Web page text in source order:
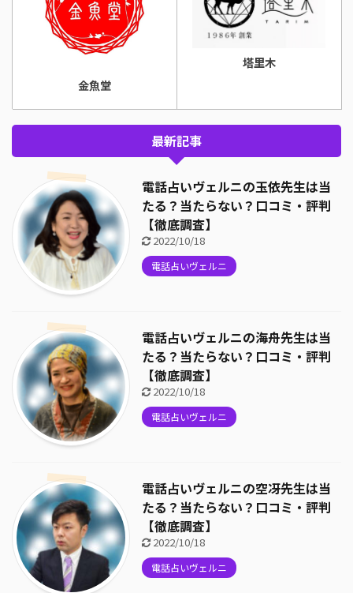
金魚堂
塔里木
最新記事
電話占いヴェルニの玉依先生は当
たる？当たらない？口コミ・評判
【徹底調査】
2022/10/18
電話占いヴェルニ
電話占いヴェルニの海舟先生は当
たる？当たらない？口コミ・評判
【徹底調査】
2022/10/18
電話占いヴェルニ
電話占いヴェルニの空冴先生は当
たる？当たらない？口コミ・評判
【徹底調査】
2022/10/18
電話占いヴェルニ